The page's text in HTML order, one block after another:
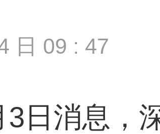
日 09 : 47
3日消息，